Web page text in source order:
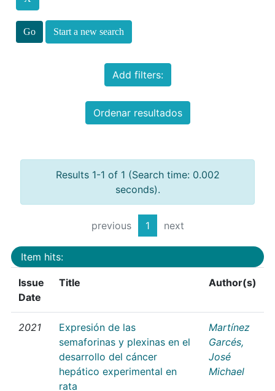
Start a new search
Add filters:
Ordenar resultados
Results 1-1 of 1 (Search time: 0.002
seconds).
previous 1 next
Item hits:
Issue
Date
Title Author(s)
2021
Expresión de las
semaforinas y plexinas en el
desarrollo del cáncer
hepático experimental en
rata
Martínez
Garcés,
José
Michael